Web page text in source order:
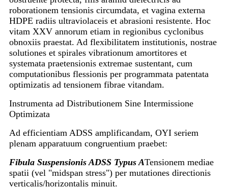
roborationem tensionis circumdata, et vagina externa
HDPE radiis ultraviolaceis et abrasioni resistente. Hoc
vitam XXV annorum etiam in regionibus cyclonibus
obnoxiis praestat. Ad flexibilitatem institutionis, nostrae
solutiones et spirales vibrationum amortitores et
systemata praetensionis extremae sustentant, cum
computationibus flessionis per programmata patentata
optimizatis ad tensionem fibrae vitandam.
Instrumenta ad Distributionem Sine Intermissione
Optimizata
Ad efficientiam ADSS amplificandam, OYI seriem
plenam apparatuum congruentium praebet:
Fibula Suspensionis ADSS Typus ATensionem mediae
spatii (vel "midspan stress") per mutationes directionis
verticalis/horizontalis minuit.